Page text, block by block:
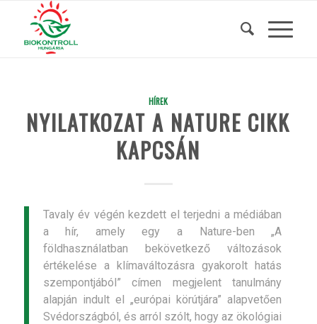
HÍREK
NYILATKOZAT A NATURE CIKK
KAPCSÁN
Tavaly év végén kezdett el terjedni a médiában
a hír, amely egy a Nature-ben „A
földhasználatban bekövetkező változások
értékelése a klímaváltozásra gyakorolt hatás
szempontjából” címen megjelent tanulmány
alapján indult el „európai körútjára” alapvetően
Svédországból, és arról szólt, hogy az ökológiai